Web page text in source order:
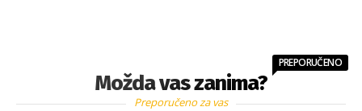
Možda vas zanima?
PREPORUČENO
Preporučeno za vas